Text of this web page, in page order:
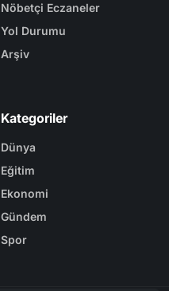
Nöbetçi Eczaneler
Yol Durumu
Arşiv
Kategoriler
Dünya
Eğitim
Ekonomi
Gündem
Spor